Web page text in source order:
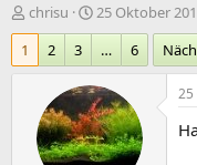
E
r
t
chrisu
E
r
t
e
l
l
t
25 Oktober
1
2 3 … 6
25